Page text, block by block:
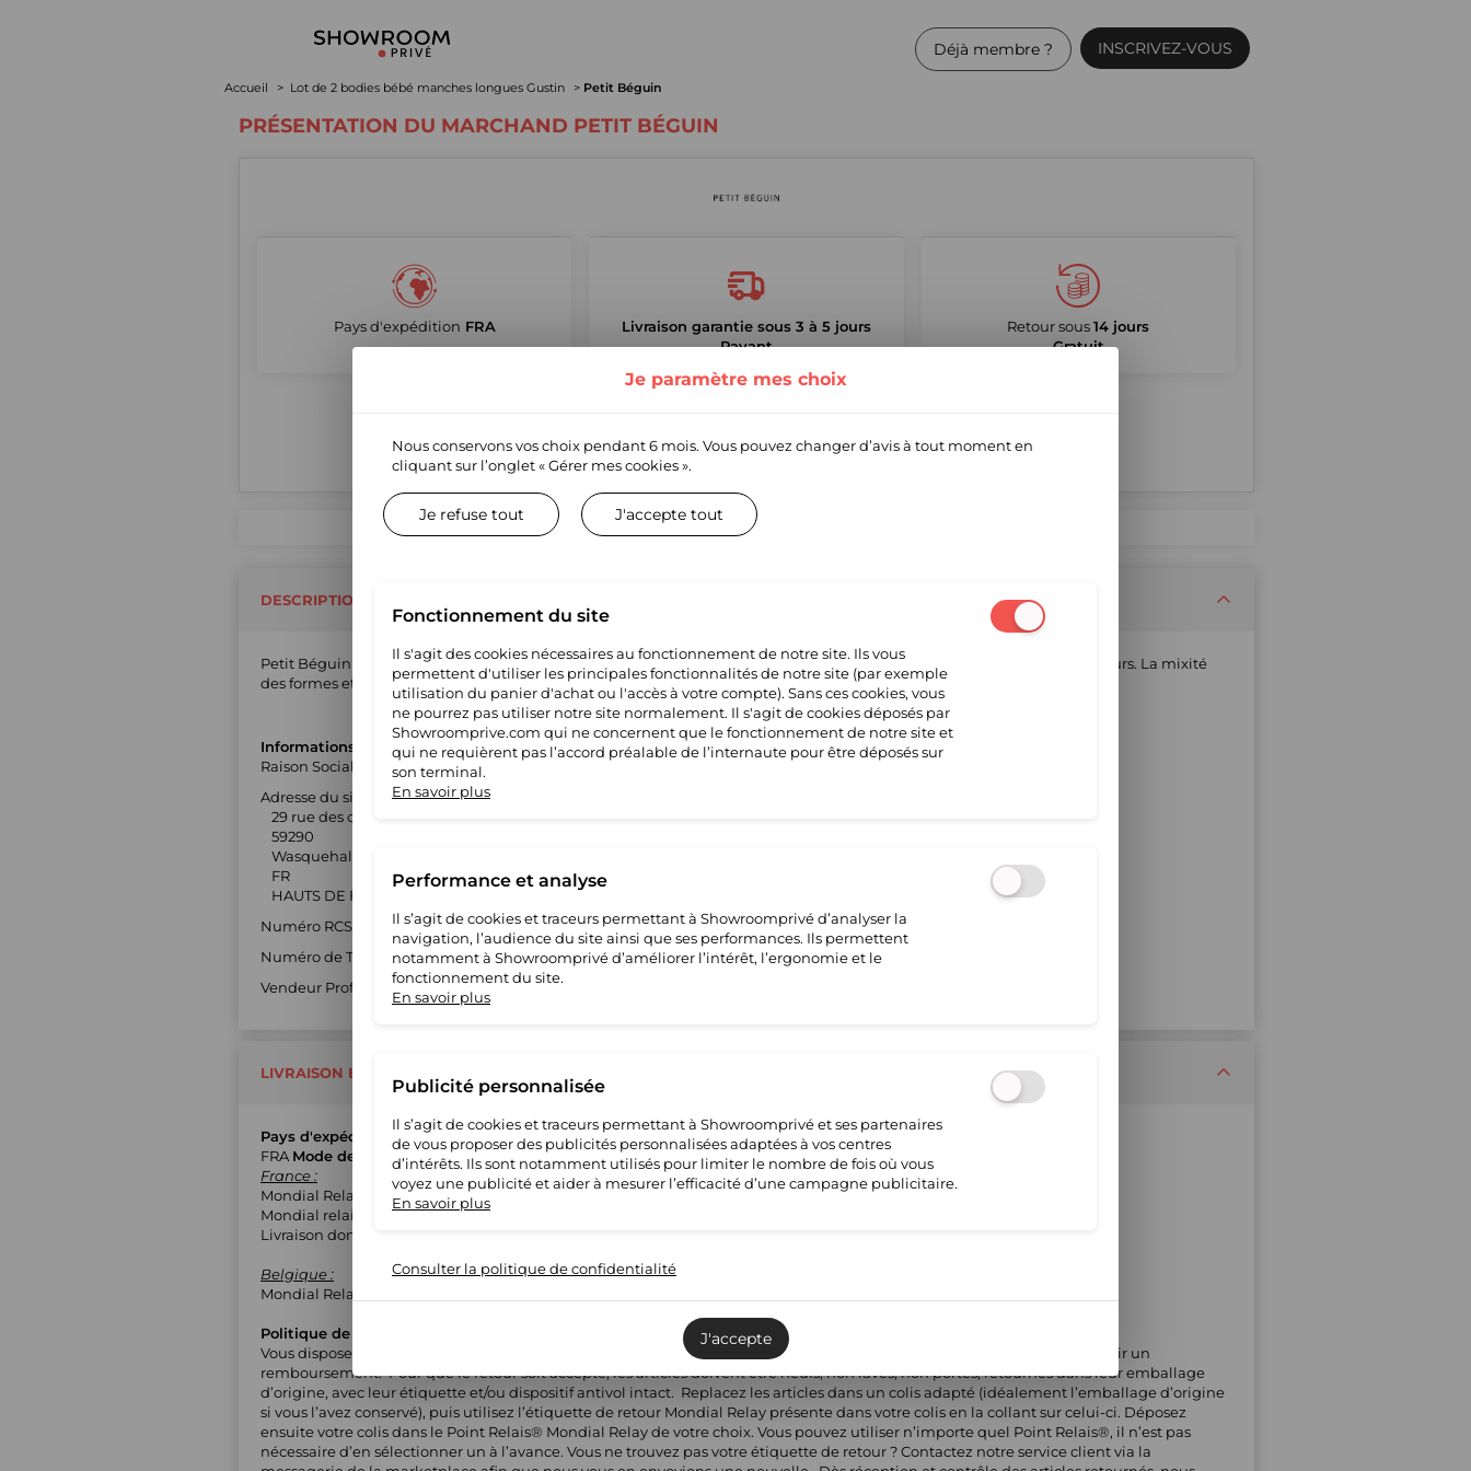
INSCRIVEZ-VOUS
Déjà membre ?
Accueil Lot de 2 bodies bébé manches longues Gustin Petit Béguin
PRÉSENTATION DU MARCHAND PETIT BÉGUIN
Pays d'expédition FRA
Livraison garantie sous 3 à 5 jours
Payant
Retour sous14 jours
Gratuit
DESCRIPTION DU MARCHAND
Petit Béguin est une une marque de vêtements pour bébés et enfants portée par les tendances, l’originalité et les couleurs. La mixité
des formes et des looks vous propose un dressing unique et dans l’air du temps.
Informations générales
Raison Sociale : TLA Diffusion
Adresse du siège social :
29 rue des châteaux
59290
Wasquehal
FR
HAUTS DE FRANCE
Numéro RCS : 82397845700013
Numéro de TVA : FR90823978457
Vendeur Professionnel : Oui
LIVRAISON ET RETOUR
Pays d'expédition
FRA Mode de livraison
France :
Mondial Relay (MED)
Mondial relais - Lockers (APM)
Livraison domicile avec suivi
Belgique :
Mondial Relay (MED)
Politique de retours
Vous disposez de 30 jours à compter de la réception de votre commande pour retourner un ou plusieurs articles et obtenir un
remboursement. Pour que le retour soit accepté, les articles doivent être neufs, non lavés, non portés, retournés dans leur emballage
d’origine, avec leur étiquette et/ou dispositif antivol intact. Replacez les articles dans un colis adapté (idéalement l’emballage d’origine
si vous l’avez conservé), puis utilisez l’étiquette de retour Mondial Relay présente dans votre colis en la collant sur celui-ci. Déposez
ensuite votre colis dans le Point Relais® Mondial Relay de votre choix. Vous pouvez utiliser n’importe quel Point Relais®, il n’est pas
nécessaire d’en sélectionner un à l’avance. Vous ne trouvez pas votre étiquette de retour ? Contactez notre service client via la
Je paramètre mes choix
Nous conservons vos choix pendant 6 mois. Vous pouvez changer d’avis à tout moment en
cliquant sur l’onglet« Gérer mes cookies ».
Je refuse tout J'accepte tout
Fonctionnement du site
Il s'agit des cookies nécessaires au fonctionnement de notre site. Ils vous
permettent d'utiliser les principales fonctionnalités de notre site (par exemple
utilisation du panier d'achat ou l'accès à votre compte). Sans ces cookies, vous
ne pourrez pas utiliser notre site normalement. Il s'agit de cookies déposés par
Showroomprive.com qui ne concernent que le fonctionnement de notre site et
qui ne requièrent pas l’accord préalable de l’internaute pour être déposés sur
son terminal.
En savoir plus
Performance et analyse
Il s’agit de cookies et traceurs permettant à Showroomprivé d’analyser la
navigation, l’audience du site ainsi que ses performances. Ils permettent
notamment à Showroomprivé d’améliorer l’intérêt, l’ergonomie et le
fonctionnement du site.
En savoir plus
Publicité personnalisée
Il s’agit de cookies et traceurs permettant à Showroomprivé et ses partenaires
de vous proposer des publicités personnalisées adaptées à vos centres
d’intérêts. Ils sont notamment utilisés pour limiter le nombre de fois où vous
voyez une publicité et aider à mesurer l’efficacité d’une campagne publicitaire.
En savoir plus
Consulter la politique de confidentialité
J'accepte